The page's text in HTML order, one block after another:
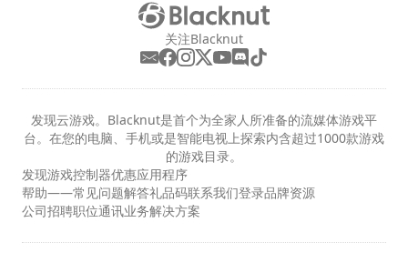
关注Blacknut
发现云游戏。Blacknut是首个为全家人所准备的流媒体游戏平
台。在您的电脑、手机或是智能电视上探索内含超过1000款游戏
的游戏目录。
发现游戏控制器优惠应用程序
帮助——常见问题解答礼品码联系我们登录品牌资源
公司招聘职位通讯业务解决方案